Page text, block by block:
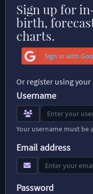
Sign up for
birth,
charts.
Sign in with
Or register using your
Username
Your username must be
Email address
Password